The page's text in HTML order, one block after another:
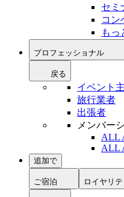
セミ
コン
もっ
プロフェッショナル
戻る
イベント
旅行業者
出張者
メンバー
ALL
ALL
追加で
ご宿泊 ロイヤリ